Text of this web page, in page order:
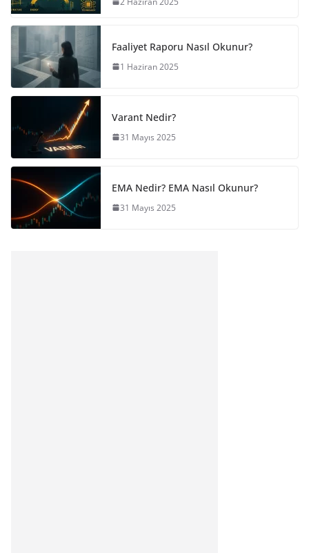
Faaliyet Raporu Nasıl Okunur?
1 Haziran 2025
Varant Nedir?
31 Mayıs 2025
EMA Nedir? EMA Nasıl Okunur?
31 Mayıs 2025